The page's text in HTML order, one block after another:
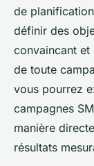
de
définir des
convaincant
de toute
vous pourrez
campagnes
manière
résultats